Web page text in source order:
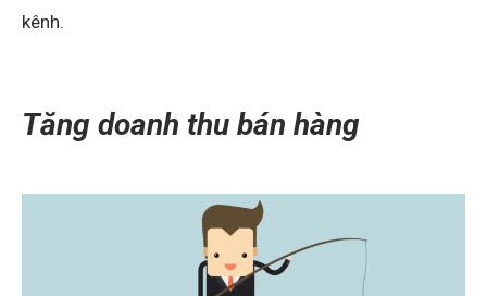
kênh.
Tăng doanh thu bán hàng